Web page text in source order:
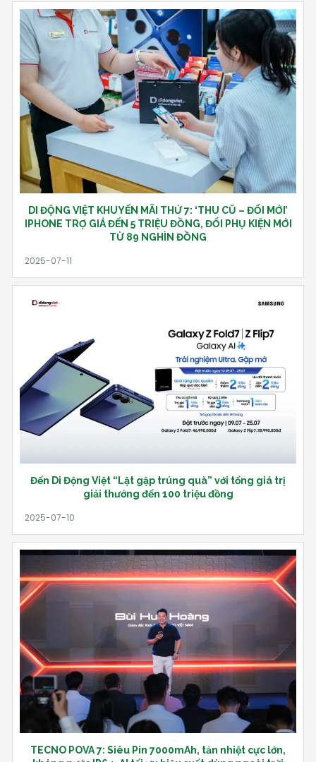
DI ĐỘNG VIỆT KHUYẾN MÃI THỨ 7: ‘THU CŨ – ĐỔI MỚI’
IPHONE TRỢ GIÁ ĐẾN 5 TRIỆU ĐỒNG, ĐỔI PHỤ KIỆN MỚI
TỪ 89 NGHÌN ĐỒNG
Đến Di Động Việt “Lật gập trúng quà” với tổng giá trị
giải thưởng đến 100 triệu đồng
TECNO POVA 7: Siêu Pin 7000mAh, tản nhiệt cực lớn,